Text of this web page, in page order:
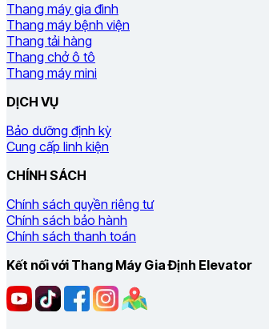
Thang máy gia đình
Thang máy bệnh viện
Thang tải hàng
Thang chở ô tô
Thang máy mini
DỊCH VỤ
Bảo dưỡng định kỳ
Cung cấp linh kiện
CHÍNH SÁCH
Chính sách quyền riêng tư
Chính sách bảo hành
Chính sách thanh toán
Kết nối với Thang Máy Gia Định Elevator